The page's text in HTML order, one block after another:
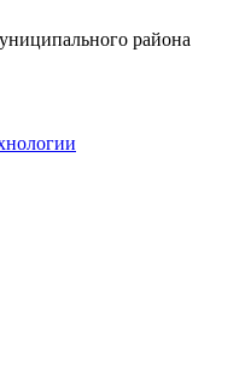
района